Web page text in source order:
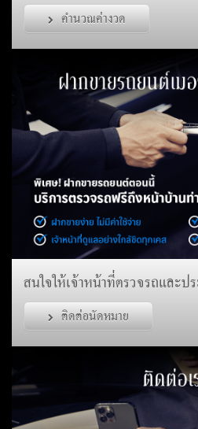
คำนวณค่างวด
สนใจให้เจ้าหน้าที่ตรวจรถและป
ติดต่อนัดหมาย